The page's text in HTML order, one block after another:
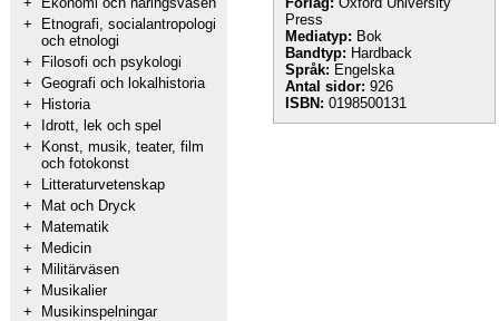
+
Etnografi, socialantropologi
och etnologi
+
Filosofi och psykologi
+ Geografi och lokalhistoria
+
Historia
+
Idrott, lek och spel
+
Konst, musik, teater, film
och fotokonst
+
Litteraturvetenskap
+
Mat och Dryck
+
Matematik
+
Medicin
+
Militärväsen
+
Musikalier
+
Musikinspelningar
Press
Mediatyp: Bok
Bandtyp: Hardback
Språk: Engelska
Antal sidor: 926
ISBN: 0198500131